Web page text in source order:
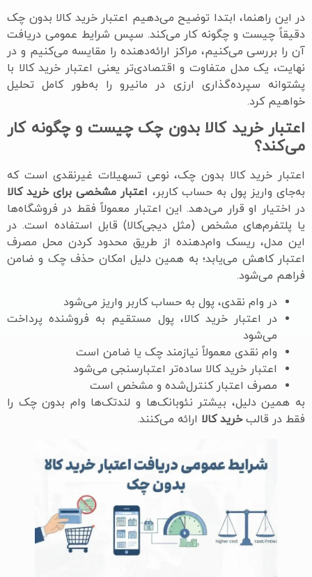
در این راهنما، ابتدا توضیح می‌دهیم اعتبار خرید کالا بدون چک
دقیقاً چیست و چگونه کار می‌کند. سپس شرایط عمومی دریافت
آن را بررسی می‌کنیم، مراکز ارائه‌دهنده را مقایسه می‌کنیم و در
نهایت، یک مدل متفاوت و اقتصادی‌تر یعنی اعتبار خرید کالا با
پشتوانه سپرده‌گذاری ارزی در مانیرو را به‌طور کامل تحلیل
خواهیم کرد.
اعتبار خرید کالا بدون چک چیست و چگونه کار
می‌کند؟
اعتبار خرید کالا بدون چک، نوعی تسهیلات غیرنقدی است که
به‌جای واریز پول به حساب کاربر، اعتبار مشخصی برای خرید کالا
در اختیار او قرار می‌دهد. این اعتبار معمولاً فقط در فروشگاه‌ها
یا پلتفرم‌های مشخص (مثل دیجی‌کالا) قابل استفاده است. در
این مدل، ریسک وام‌دهنده از طریق محدود کردن محل مصرف
اعتبار کاهش می‌یابد؛ به همین دلیل امکان حذف چک و ضامن
فراهم می‌شود.
در وام نقدی، پول به حساب کاربر واریز می‌شود
در اعتبار خرید کالا، پول مستقیم به فروشنده پرداخت
می‌شود
وام نقدی معمولاً نیازمند چک یا ضامن است
اعتبار خرید کالا ساده‌تر اعتبارسنجی می‌شود
مصرف اعتبار کنترل‌شده و مشخص است
به همین دلیل، بیشتر نئوبانک‌ها و لندتک‌ها وام بدون چک را
فقط در قالبخرید کالا ارائه می‌کنند.